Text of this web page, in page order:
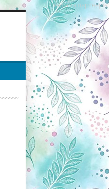
реклама партнерів: